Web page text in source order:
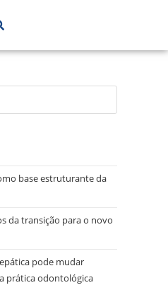
base estruturante da
da transição para o novo
pode mudar
prática odontológica